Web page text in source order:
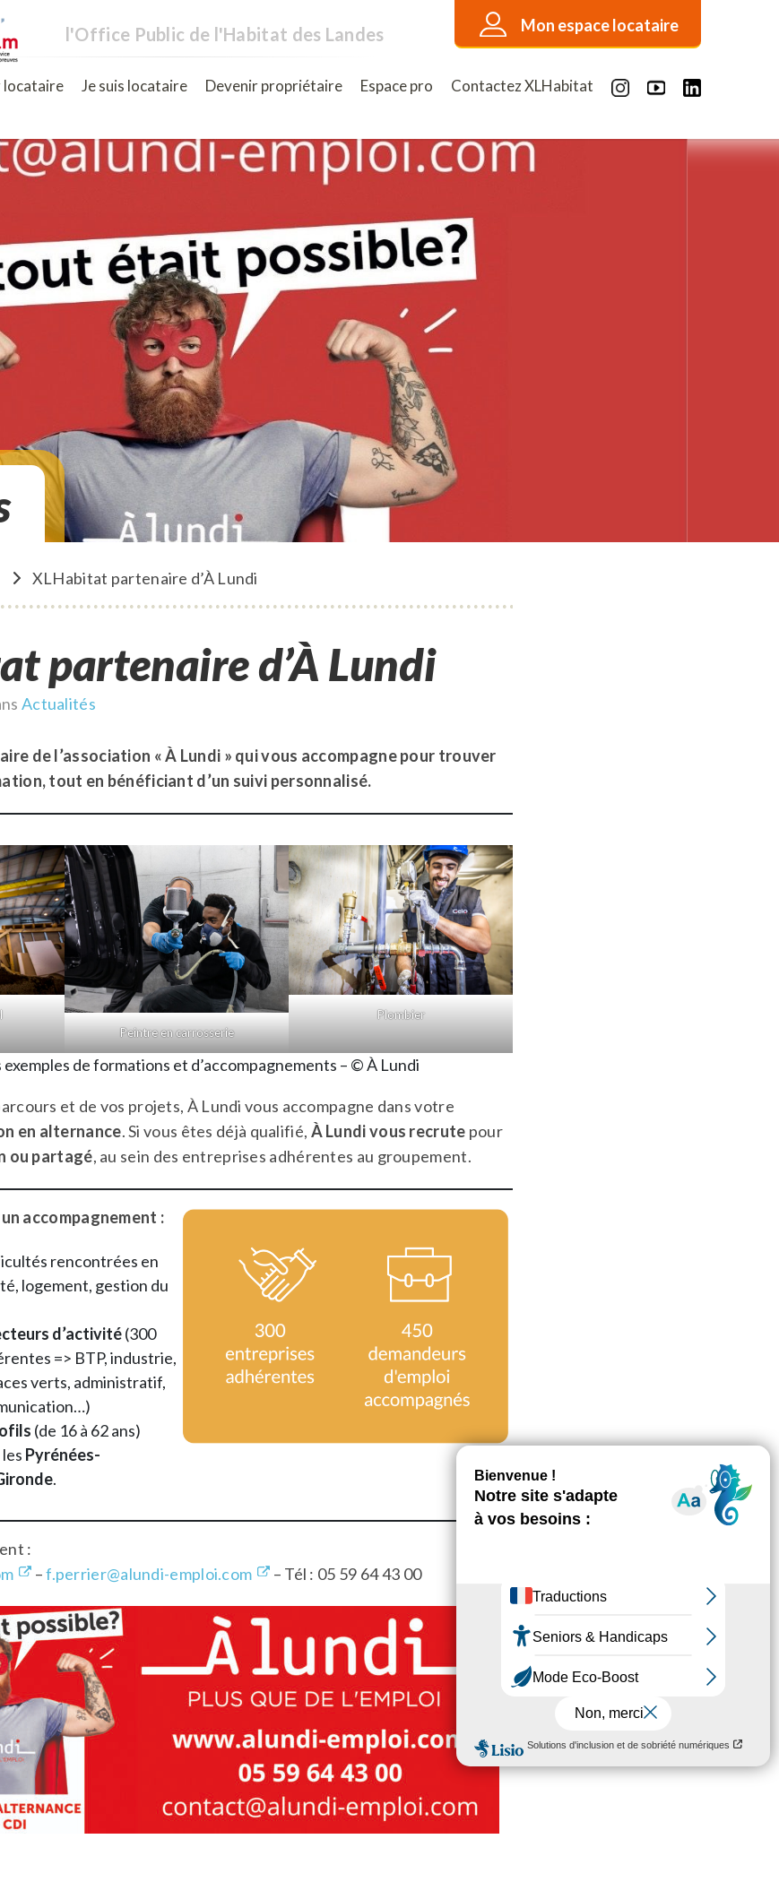
l'Office Public de l'Habitat des Landes Mon espace locataire
locataire Je suis locataire Devenir propriétaire Espace pro Contactez XLHabitat
XLHabitat partenaire d’À Lundi
partenaire d’À Lundi
Actualités
de l’association « À Lundi » qui vous accompagne pour trouver
tout en bénéficiant d’un suivi personnalisé.
Peintre en carrosserie
Plombier
de formations et d’accompagnements – © À Lundi
et de vos projets, À Lundi vous accompagne dans votre
en alternance. Si vous êtes déjà qualifié, À Lundi vous recrute pour
ou partagé, au sein des entreprises adhérentes au groupement.
accompagnement :
rencontrées en
logement, gestion du
d’activité(300
=> BTP, industrie,
verts, administratif,
(de 16 à 62 ans)
les Pyrénées-
.
:
–f.perrier@alundi-emploi.com – Tél : 05 59 64 43 00